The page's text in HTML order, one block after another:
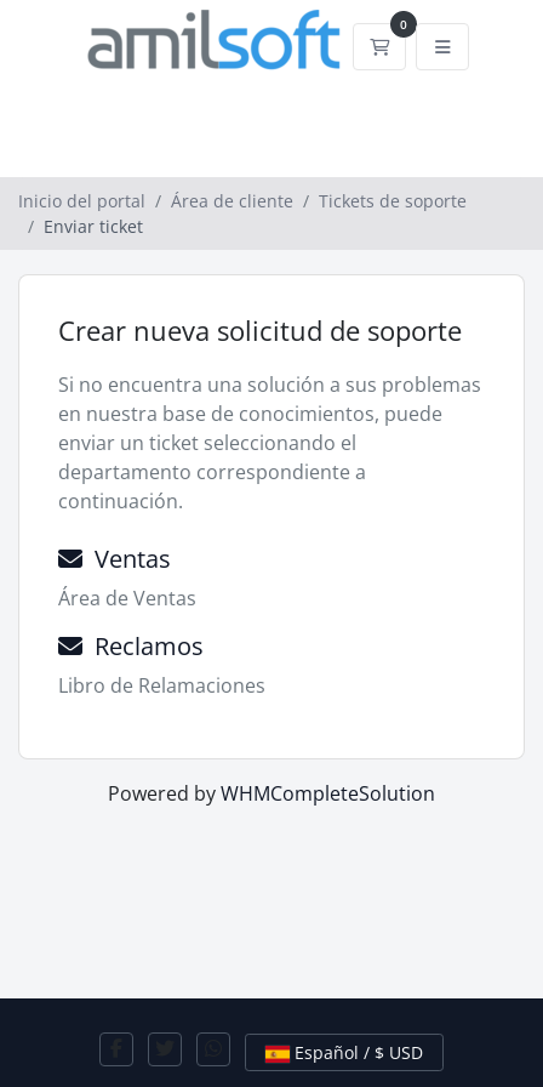
0
Carrito
Inicio del portal Área de cliente
Tickets de soporte
Enviar ticket
Crear nueva solicitud de soporte
Si no encuentra una solución a sus problemas
en nuestra base de conocimientos, puede
enviar un ticket seleccionando el
departamento correspondiente a
continuación.
Ventas
Área de Ventas
Reclamos
Libro de Relamaciones
Powered byWHMCompleteSolution
Español / $ USD